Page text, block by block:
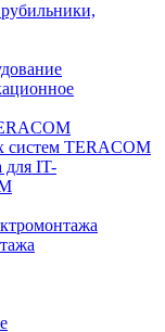
систем TERACOM
для IT-